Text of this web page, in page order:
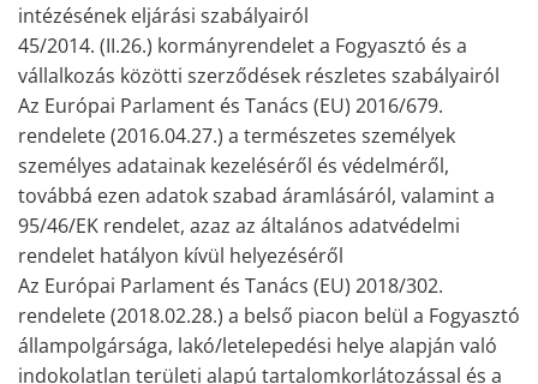
intézésének eljárási szabályairól
45/2014. (II.26.) kormányrendelet a Fogyasztó és a
vállalkozás közötti szerződések részletes szabályairól
Az Európai Parlament és Tanács (EU) 2016/679.
rendelete (2016.04.27.) a természetes személyek
személyes adatainak kezeléséről és védelméről,
továbbá ezen adatok szabad áramlásáról, valamint a
95/46/EK rendelet, azaz az általános adatvédelmi
rendelet hatályon kívül helyezéséről
Az Európai Parlament és Tanács (EU) 2018/302.
rendelete (2018.02.28.) a belső piacon belül a Fogyasztó
állampolgársága, lakó/letelepedési helye alapján való
indokolatlan területi alapú tartalomkorlátozással és a